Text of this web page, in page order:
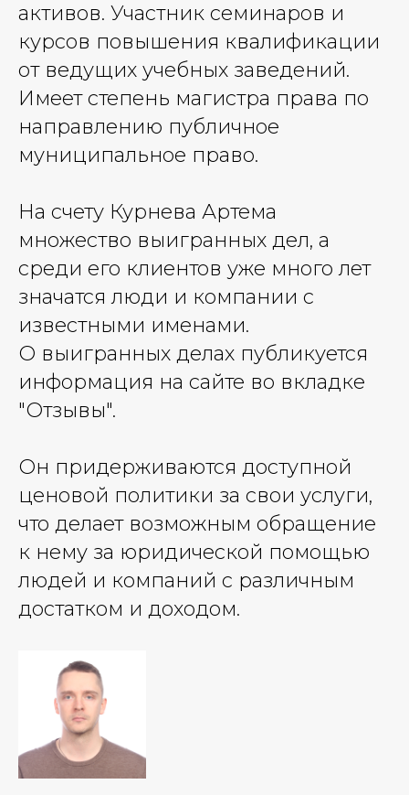
активов. Участник семинаров и
курсов повышения квалификации
от ведущих учебных заведений.
Имеет степень магистра права по
направлению публичное
муниципальное право.
На счету Курнева Артема
множество выигранных дел, а
среди его клиентов уже много лет
значатся люди и компании с
известными именами.
О выигранных делах публикуется
информация на сайте во вкладке
"Отзывы".
Он придерживаются доступной
ценовой политики за свои услуги,
что делает возможным обращение
к нему за юридической помощью
людей и компаний с различным
достатком и доходом.